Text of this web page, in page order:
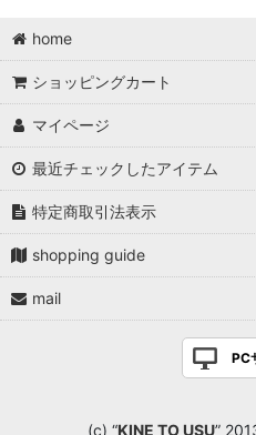
home
ショッピングカート
マイページ
最近チェックしたアイテム
特定商取引法表示
shopping guide
mail
PC
(c) “KINE TO USU”